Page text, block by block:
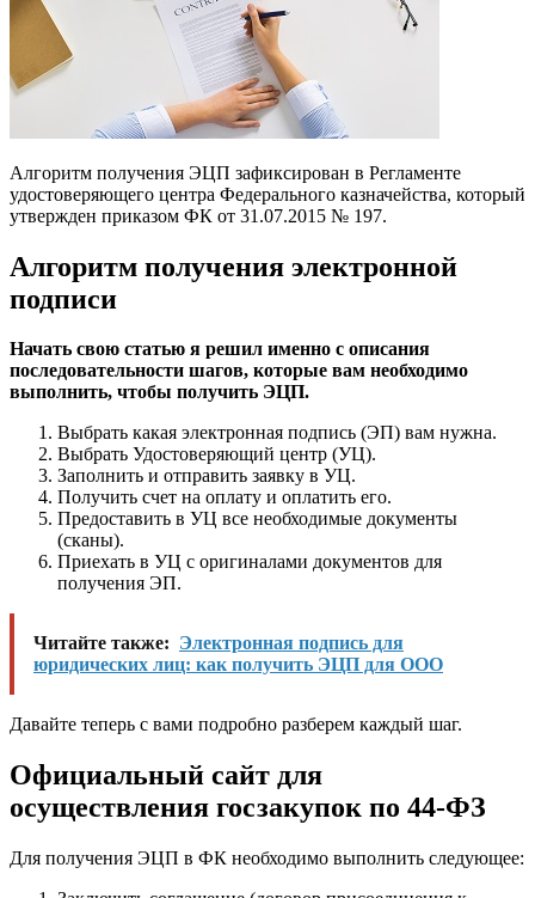
Алгоритм получения ЭЦП зафиксирован в Регламенте
удостоверяющего центра Федерального казначейства, который
утвержден приказом ФК от 31.07.2015 № 197.
Алгоритм получения электронной
подписи
Начать свою статью я решил именно с описания
последовательности шагов, которые вам необходимо
выполнить, чтобы получить ЭЦП.
Выбрать какая электронная подпись (ЭП) вам нужна.
Выбрать Удостоверяющий центр (УЦ).
Заполнить и отправить заявку в УЦ.
Получить счет на оплату и оплатить его.
Предоставить в УЦ все необходимые документы
(сканы).
Приехать в УЦ с оригиналами документов для
получения ЭП.
Читайте также: Электронная подпись для
юридических лиц: как получить ЭЦП для ООО
Давайте теперь с вами подробно разберем каждый шаг.
Официальный сайт для
осуществления госзакупок по 44-ФЗ
Для получения ЭЦП в ФК необходимо выполнить следующее: